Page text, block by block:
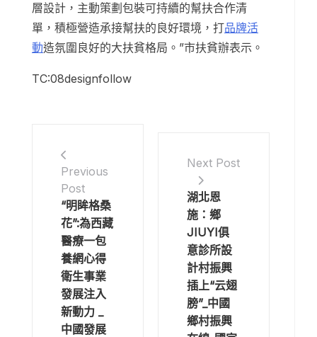
層設計，主動策劃包裝可持續的幫扶合作清
單，積極營造承接幫扶的良好環境，打品牌活
動造氛圍良好的大扶貧格局。”市扶貧辦表示。
TC:08designfollow
Previous
Post
“明眸格桑
花”:為西藏
醫療一包
養網心得
衛生事業
發展注入
新動力 _
中國發展
Next Post
湖北恩
施：鄉
JIUYI俱
意診所設
計村振興
插上“云翅
膀”_中國
鄉村振興